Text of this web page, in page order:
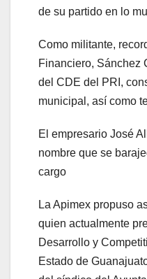
de su partido en lo
Como militante,
Financiero, Sánchez
del CDE del PRI,
municipal, así como
El empresario José
nombre que se
cargo
La Apimex propuso
quien actualmente
Desarrollo y
Estado de